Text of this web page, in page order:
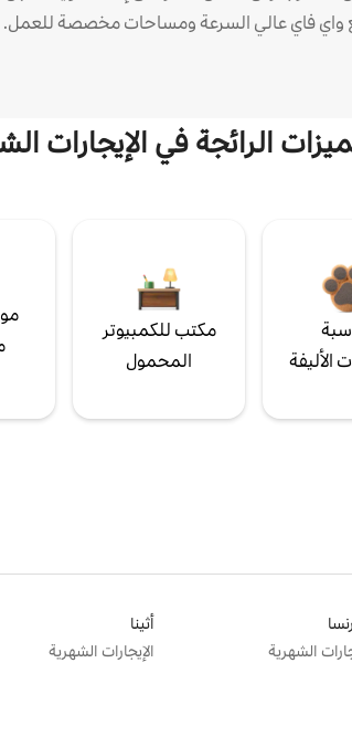
واي فاي عالي السرعة ومساحات مخصصة للعمل.
الرائجة في الإيجارات
الأليفة
مكتب للكمبيوتر
المحمول
الشهرية
أثينا
الإيجارات الشهرية